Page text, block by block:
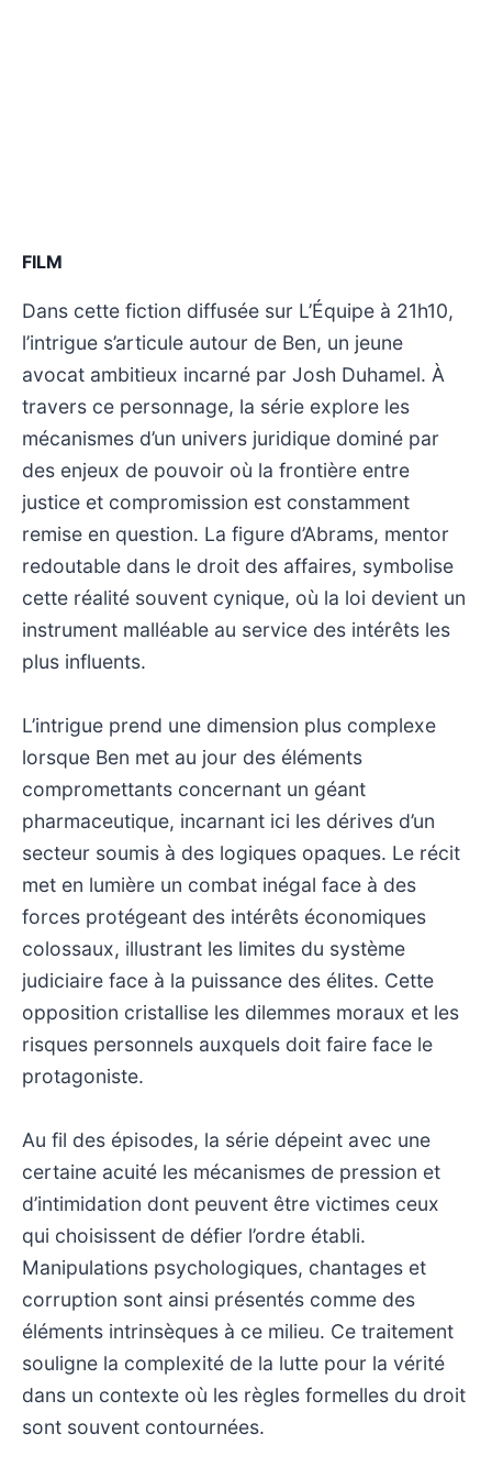
FILM
Dans cette fiction diffusée sur L’Équipe à 21h10,
l’intrigue s’articule autour de Ben, un jeune
avocat ambitieux incarné par Josh Duhamel. À
travers ce personnage, la série explore les
mécanismes d’un univers juridique dominé par
des enjeux de pouvoir où la frontière entre
justice et compromission est constamment
remise en question. La figure d’Abrams, mentor
redoutable dans le droit des affaires, symbolise
cette réalité souvent cynique, où la loi devient un
instrument malléable au service des intérêts les
plus influents.
L’intrigue prend une dimension plus complexe
lorsque Ben met au jour des éléments
compromettants concernant un géant
pharmaceutique, incarnant ici les dérives d’un
secteur soumis à des logiques opaques. Le récit
met en lumière un combat inégal face à des
forces protégeant des intérêts économiques
colossaux, illustrant les limites du système
judiciaire face à la puissance des élites. Cette
opposition cristallise les dilemmes moraux et les
risques personnels auxquels doit faire face le
protagoniste.
Au fil des épisodes, la série dépeint avec une
certaine acuité les mécanismes de pression et
d’intimidation dont peuvent être victimes ceux
qui choisissent de défier l’ordre établi.
Manipulations psychologiques, chantages et
corruption sont ainsi présentés comme des
éléments intrinsèques à ce milieu. Ce traitement
souligne la complexité de la lutte pour la vérité
dans un contexte où les règles formelles du droit
sont souvent contournées.